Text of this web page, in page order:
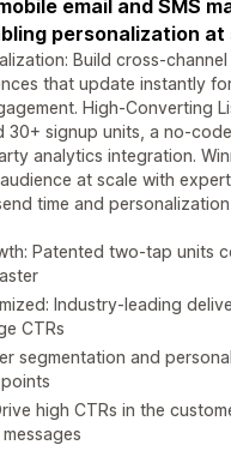
email and SMS
personalization at
Build cross-channel
that update instantly
High-Converting
30+ signup units, a no-
analytics integration.
at scale with
time and
Patented two-tap units
Industry-leading
CTRs
segmentation and
high CTRs in the